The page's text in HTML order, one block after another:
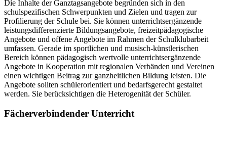
Die Inhalte der Ganztagsangebote begründen sich in den
schulspezifischen Schwerpunkten und Zielen und tragen zur
Profilierung der Schule bei. Sie können unterrichtsergänzende
leistungsdifferenzierte Bildungsangebote, freizeitpädagogische
Angebote und offene Angebote im Rahmen der Schulklubarbeit
umfassen. Gerade im sportlichen und musisch-künstlerischen
Bereich können pädagogisch wertvolle unterrichtsergänzende
Angebote in Kooperation mit regionalen Verbänden und Vereinen
einen wichtigen Beitrag zur ganzheitlichen Bildung leisten. Die
Angebote sollten schülerorientiert und bedarfsgerecht gestaltet
werden. Sie berücksichtigen die Heterogenität der Schüler.
Fächerverbindender Unterricht